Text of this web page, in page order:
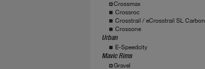
Crossmax
Crossroc
Crosstrail / eCrosstrail SL Carbon
Crossone
Urban
E-Speedcity
Mavic Rims
Gravel